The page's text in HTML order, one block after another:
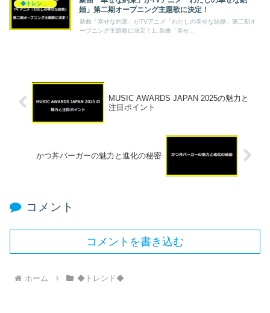
婚」第二期オープニング主題歌に決定！
新曲「幸せな約束」がTVアニメ「わたしの幸せな結婚」第二期オ
ープニング主題歌に決定！1. 新曲「幸せ...
MUSIC AWARDS JAPAN 2025の魅力と
注目ポイント
かつ丼バーガーの魅力と進化の秘密
コメント
コメントを書き込む
ホーム ◆トレンド◆